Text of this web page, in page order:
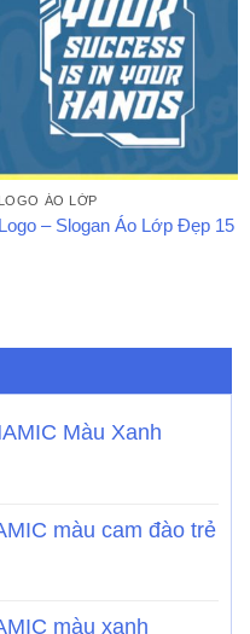
LOGO ÁO LỚP
Logo – Slogan Áo Lớp Đẹp 15
Màu Xanh
màu cam đào trẻ
màu xanh